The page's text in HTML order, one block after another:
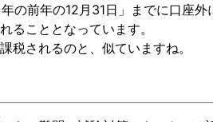
の前年の12月31日」までに口座
ることとなっています。
税されるのと、似ていますね。